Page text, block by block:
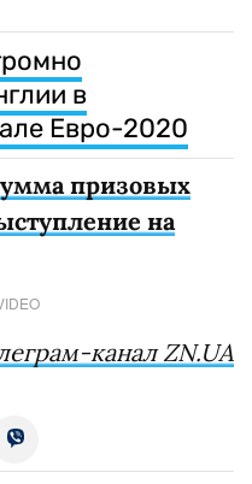
в
Евро-2020
призовых
на
канал ZN.UA